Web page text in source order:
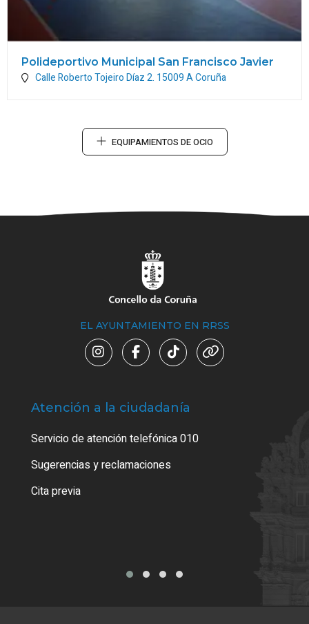
Polideportivo Municipal San Francisco Javier
Calle Roberto Tojeiro Díaz 2. 15009A Coruña
EQUIPAMIENTOS DE OCIO
EL AYUNTAMIENTO EN RRSS
Atención a la ciudadanía
Servicio de atención telefónica 010
Sugerencias y reclamaciones
Cita previa